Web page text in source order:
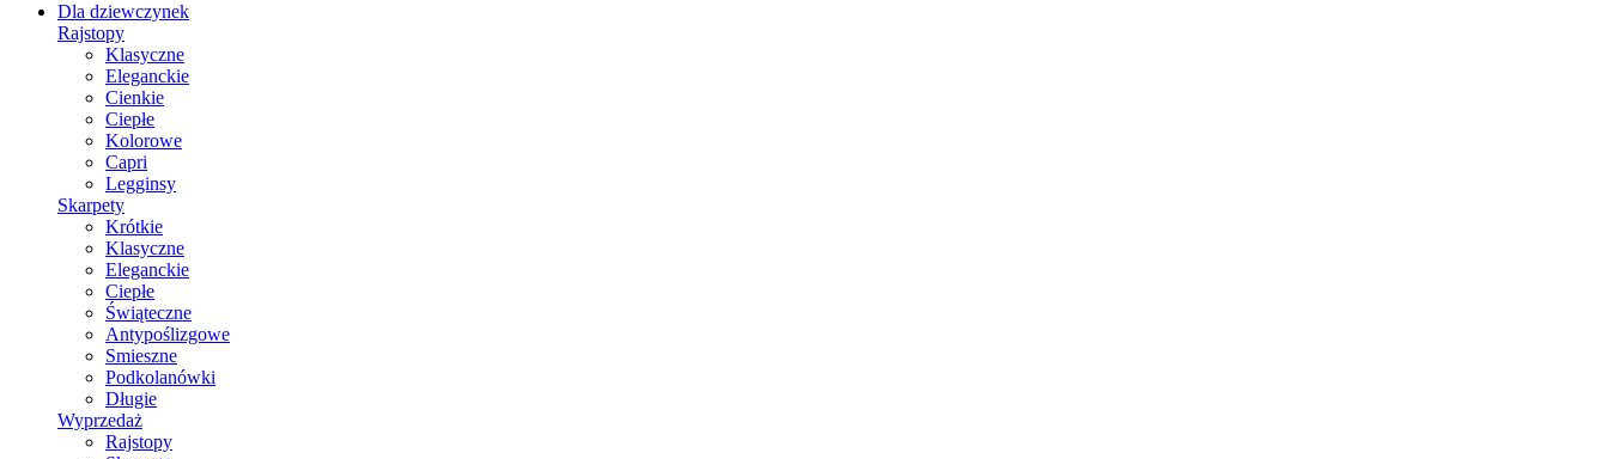
Dla dziewczynek
Rajstopy
Klasyczne
Eleganckie
Cienkie
Ciepłe
Kolorowe
Capri
Legginsy
Skarpety
Krótkie
Klasyczne
Eleganckie
Ciepłe
Świąteczne
Antypoślizgowe
Smieszne
Podkolanówki
Długie
Wyprzedaż
Rajstopy